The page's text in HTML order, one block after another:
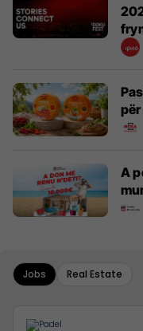
A
Jobs Real Estate